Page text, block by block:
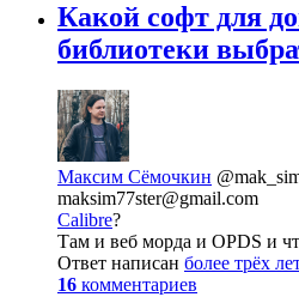
Какой софт для
библиотеки
Максим Сёмочкин
maksim77ster@gmail.com
Calibre?
Там и веб морда и OPDS и
Ответ написан более трёх
16 комментариев